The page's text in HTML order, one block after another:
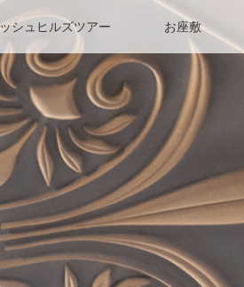
シュヒルズツアー お座敷